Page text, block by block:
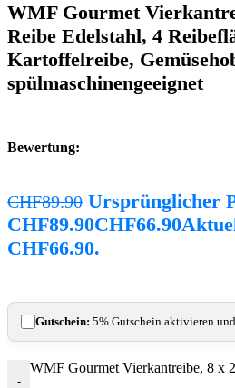
WMF Gourmet
Reibe Edelstahl, 4
Kartoffelreibe,
spülmaschinengeeignet
Bewertung:
CHF89.90 Ursprünglicher
CHF89.90CHF66.90
CHF66.90.
Gutschein: 5% Gutschein aktivieren
-
WMF Gourmet Vierkantreibe, 8 x